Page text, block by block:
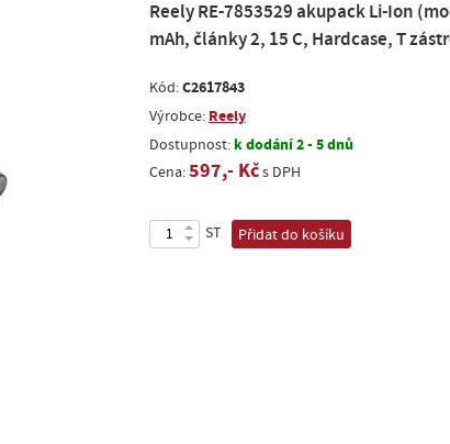
Reely RE-7853529 akupack Li-Ion
mAh, články 2, 15 C, Hardcase, T
Kód:C2617843
Výrobce: Reely
Dostupnost:k dodání 2 - 5 dnů
Cena:597,- Kčs DPH
ST Přidat do košíku